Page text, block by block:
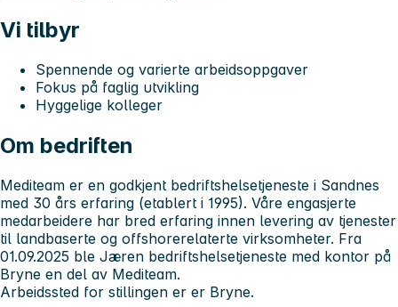
Vi tilbyr
Spennende og varierte arbeidsoppgaver
Fokus på faglig utvikling
Hyggelige kolleger
Om bedriften
Mediteam er en godkjent bedriftshelsetjeneste i Sandnes
med 30 års erfaring (etablert i 1995). Våre engasjerte
medarbeidere har bred erfaring innen levering av tjenester
til landbaserte og offshorerelaterte virksomheter. Fra
01.09.2025 ble Jæren bedriftshelsetjeneste med kontor på
Bryne en del av Mediteam.
Arbeidssted for stillingen er er Bryne.